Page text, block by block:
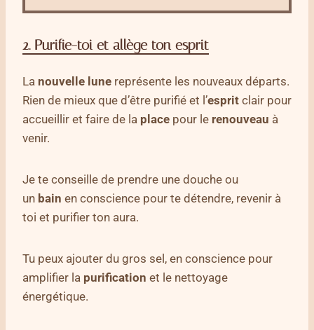
2. Purifie-toi et allège ton esprit
La nouvelle lune représente les nouveaux départs.
Rien de mieux que d’être purifié et l’esprit clair pour
accueillir et faire de la place pour le renouveau à
venir.
Je te conseille de prendre une douche ou
un bain en conscience pour te détendre, revenir à
toi et purifier ton aura.
Tu peux ajouter du gros sel, en conscience pour
amplifier la purification et le nettoyage
énergétique.